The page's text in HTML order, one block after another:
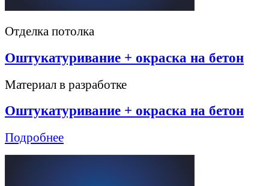
Отделка потолка
Оштукатуривание + окраска на бетон
Материал в разработке
Оштукатуривание + окраска на бетон
Подробнее